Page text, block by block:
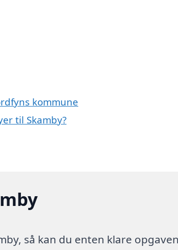
kommune
til Skamby?
så kan du enten klare opgaven